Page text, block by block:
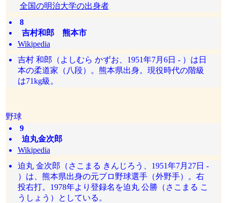
全国の明治大学の出身者
8
吉村和郎 熊本市
Wikipedia
吉村 和郎（よしむら かずお、1951年7月6日 - ）は日
本の柔道家（八段）。熊本県出身。現役時代の階級
は71kg級。
野球
9
迫丸金次郎
Wikipedia
迫丸 金次郎（さこまる きんじろう、1951年7月27日 -
）は、熊本県出身の元プロ野球選手（外野手）。右
投右打。1978年より登録名を迫丸 公勝（さこまる こ
うしょう）としている。